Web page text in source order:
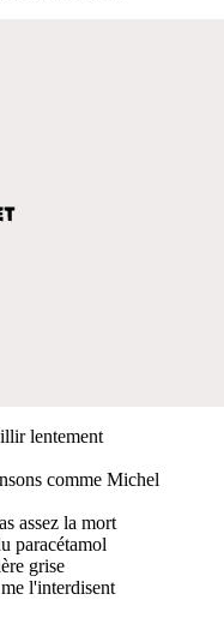
lentement
comme Michel
assez la mort
paracétamol
grise
l'interdisent